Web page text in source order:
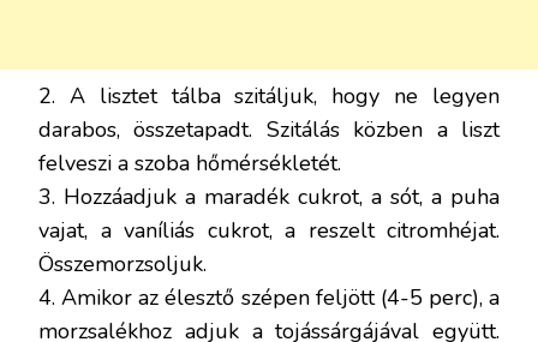
2. A lisztet tálba szitáljuk, hogy ne legyen
darabos, összetapadt. Szitálás közben a liszt
felveszi a szoba hőmérsékletét.
3. Hozzáadjuk a maradék cukrot, a sót, a puha
vajat, a vaníliás cukrot, a reszelt citromhéjat.
Összemorzsoljuk.
4. Amikor az élesztő szépen feljött (4-5 perc), a
morzsalékhoz adjuk a tojássárgájával együtt.